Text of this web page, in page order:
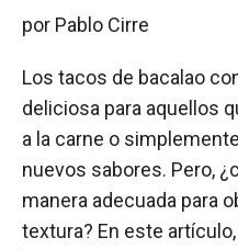
por Pablo Cirre
Los tacos de bacalao
deliciosa para aquellos
a la carne o
nuevos sabores. Pero,
manera adecuada para
textura? En este